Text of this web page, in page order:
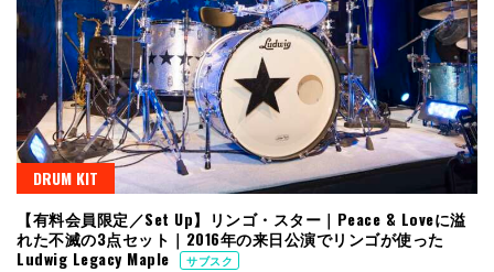
DRUM KIT
【有料会員限定／Set Up】リンゴ・スター｜Peace & Loveに溢
れた不滅の3点セット｜2016年の来日公演でリンゴが使った
Ludwig Legacy Maple
サブスク